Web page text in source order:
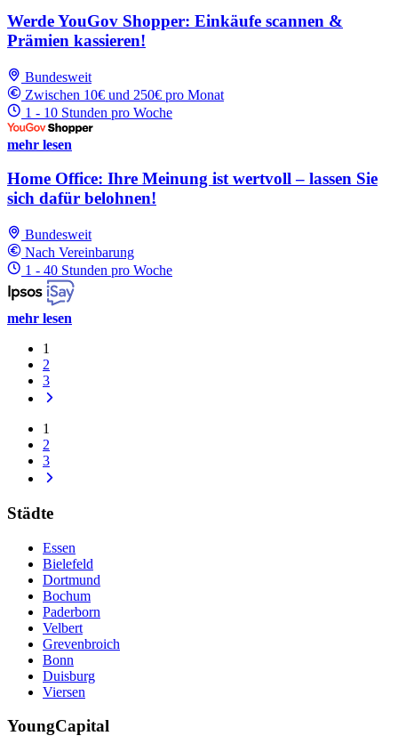
Werde YouGov Shopper: Einkäufe scannen &
Prämien kassieren!
Bundesweit
Zwischen 10€ und 250€ pro Monat
1 - 10 Stunden pro Woche
mehr lesen
Home Office: Ihre Meinung ist wertvoll – lassen Sie
sich dafür belohnen!
Bundesweit
Nach Vereinbarung
1 - 40 Stunden pro Woche
mehr lesen
1
2
3
1
2
3
Städte
Essen
Bielefeld
Dortmund
Bochum
Paderborn
Velbert
Grevenbroich
Bonn
Duisburg
Viersen
YoungCapital